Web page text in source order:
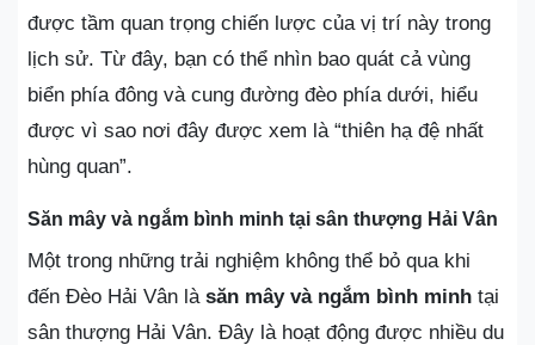
được tầm quan trọng chiến lược của vị trí này trong
lịch sử. Từ đây, bạn có thể nhìn bao quát cả vùng
biển phía đông và cung đường đèo phía dưới, hiểu
được vì sao nơi đây được xem là “thiên hạ đệ nhất
hùng quan”.
Săn mây và ngắm bình minh tại sân thượng Hải Vân
Một trong những trải nghiệm không thể bỏ qua khi
đến Đèo Hải Vân là săn mây và ngắm bình minh tại
sân thượng Hải Vân. Đây là hoạt động được nhiều du